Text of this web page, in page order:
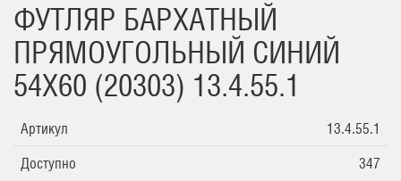
ФУТЛЯР БАРХАТНЫЙ
ПРЯМОУГОЛЬНЫЙ СИНИЙ
54Х60 (20303) 13.4.55.1
Артикул
13.4.55.1
Доступно
347